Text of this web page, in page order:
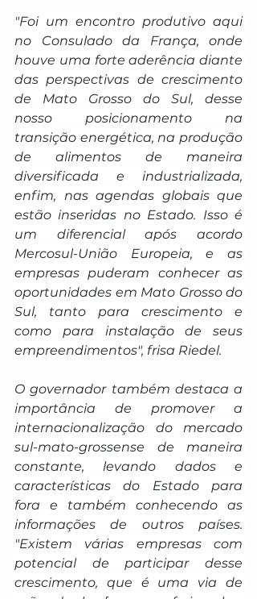
"Foi um encontro produtivo aqui
no Consulado da França, onde
houve uma forte aderência diante
das perspectivas de crescimento
de Mato Grosso do Sul, desse
nosso posicionamento na
transição energética, na produção
de alimentos de maneira
diversificada e industrializada,
enfim, nas agendas globais que
estão inseridas no Estado. Isso é
um diferencial após acordo
Mercosul-União Europeia, e as
empresas puderam conhecer as
oportunidades em Mato Grosso do
Sul, tanto para crescimento e
como para instalação de seus
empreendimentos", frisa Riedel.
O governador também destaca a
importância de promover a
internacionalização do mercado
sul-mato-grossense de maneira
constante, levando dados e
características do Estado para
fora e também conhecendo as
informações de outros países.
"Existem várias empresas com
potencial de participar desse
crescimento, que é uma via de